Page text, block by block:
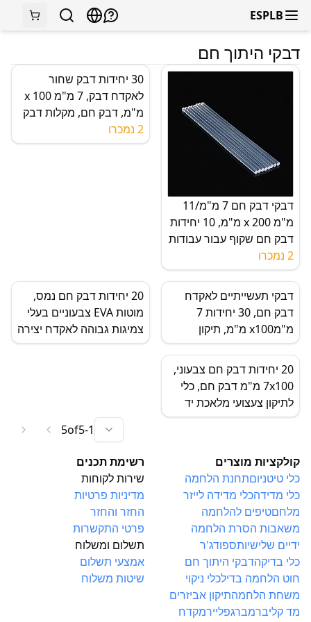
ESPLB
דבקי היתוך חם
דבקי דבק חם 7 מ"מ/11
מ"מ x 200 מ"מ, 10 יחידות
דבק חם שקוף עבור עבודות
עשה זאת בעצמך, תיקון
מהיר, בית, משרד
2 נמכרו
30 יחידות דבק שחור
לאקדח דבק, 7 מ"מ x 100
מ"מ, דבק חם, מקלות דבק
לאומנות, תיקון ידיים, אמנות
עשה זאת בעצמך
2 נמכרו
דבקי תעשייתיים לאקדח
דבק חם, 30 יחידות 7
מ"מx100 מ"מ, תיקון
מלאכת יד עשה זאת בעצמך
20 יחידות דבק חם נמס,
מוטות EVA צבעוניים בעלי
צמיגות גבוהה לאקדח יצירה
עשה זאת בעצמך
20 יחידות דבק חם צבעוני,
7x100 מ"מ דבק חם, כלי
לתיקון צעצועי מלאכת יד
עשה זאת בעצמך
1
-
5
of
5
קולקציות מוצרים
כלי טיטניוםתחנת הלחמה
כלי מדידהכלי מדידה לייזר
מלחםטיפים להלחמה
משאבות הסרת הלחמה
ידיים שלישיותספודג'ר
כלי בדיקהדבקי היתוך חם
חוט הלחמה בדילכלי ניקוי
משחת הלחמהתיקון אביזרים
מד קליברמברגפליירמקדח
רשימת תכנים
שירות לקוחות
מדיניות פרטיות
החזר והחזר
פרטי התקשרות
תשלום ומשלוח
אמצעי תשלום
שיטות משלוח